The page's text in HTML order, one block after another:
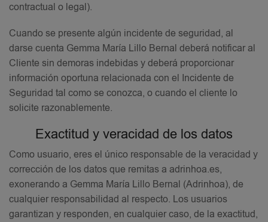
contractual o legal).
Cuando se presente algún incidente de seguridad, al
darse cuenta Gemma María Lillo Bernal deberá notificar al
Cliente sin demoras indebidas y deberá proporcionar
información oportuna relacionada con el Incidente de
Seguridad tal como se conozca, o cuando el cliente lo
solicite razonablemente.
Exactitud y veracidad de los datos
Como usuario, eres el único responsable de la veracidad y
corrección de los datos que remitas a adrinhoa.es,
exonerando a Gemma María Lillo Bernal (Adrinhoa), de
cualquier responsabilidad al respecto. Los usuarios
garantizan y responden, en cualquier caso, de la exactitud,